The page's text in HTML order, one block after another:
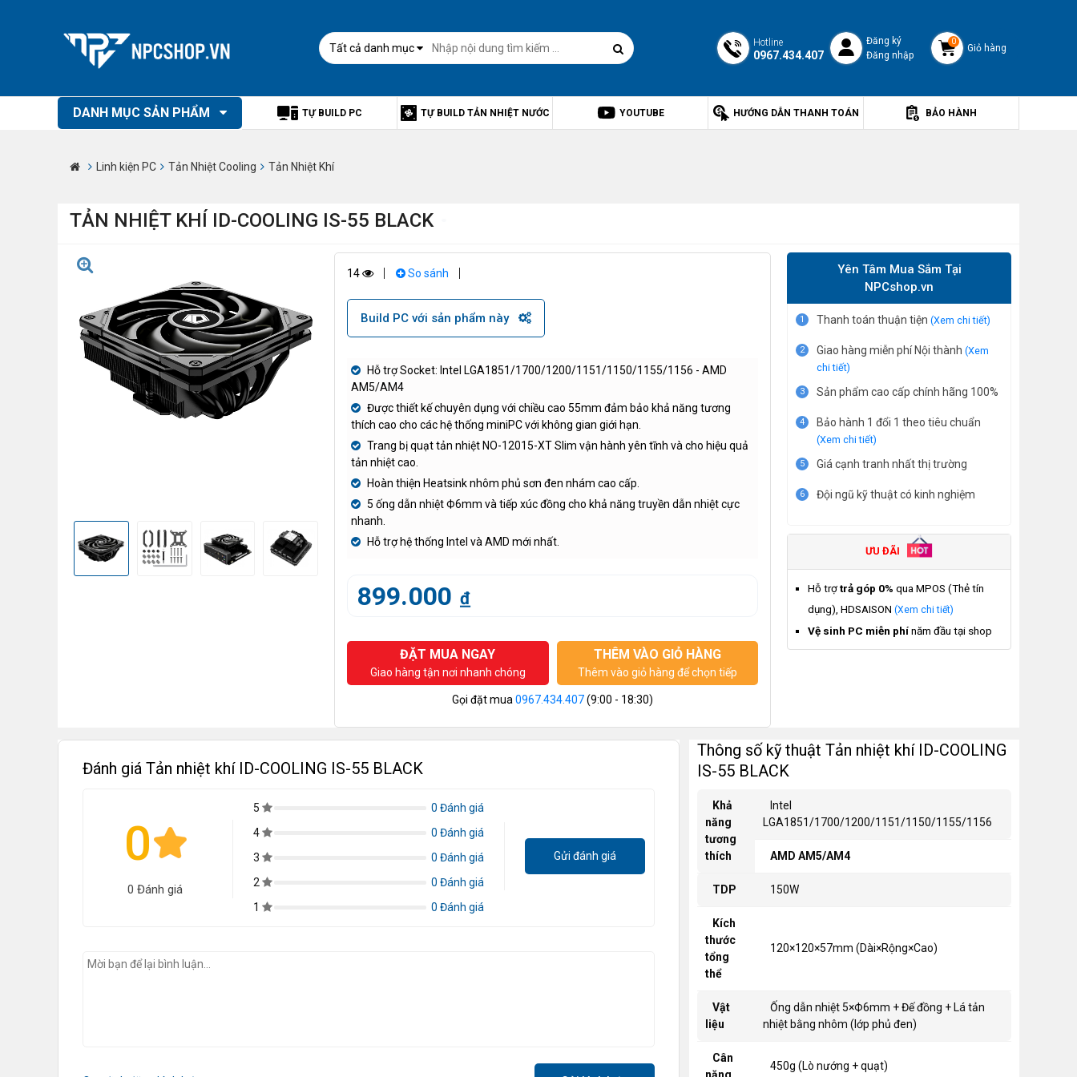
Tất cả danh mục Hotline
0967.434.407
Đăng ký
Đăng nhập
0
Giỏ hàng
DANH MỤC SẢN PHẨM TỰ BUILD PC TỰ BUILD TẢN NHIỆT NƯỚC YOUTUBE HƯỚNG DẪN THANH TOÁN BẢO HÀNH
Linh kiện PC Tản Nhiệt Cooling Tản Nhiệt Khí
TẢN NHIỆT KHÍ ID-COOLING IS-55 BLACK
14 So sánh
Build PC với sản phẩm này
Hỗ trợ Socket: Intel LGA1851/1700/1200/1151/1150/1155/1156 - AMD
AM5/AM4
Được thiết kế chuyên dụng với chiều cao 55mm đảm bảo khả năng tương
thích cao cho các hệ thống miniPC với không gian giới hạn.
Trang bị quạt tản nhiệt NO-12015-XT Slim vận hành yên tĩnh và cho hiệu quả
tản nhiệt cao.
Hoàn thiện Heatsink nhôm phủ sơn đen nhám cao cấp.
5 ống dẫn nhiệt Ф6mm và tiếp xúc đồng cho khả năng truyền dẫn nhiệt cực
nhanh.
Hỗ trợ hệ thống Intel và AMD mới nhất.
899.000 đ
ĐẶT MUA NGAY
Giao hàng tận nơi nhanh chóng
THÊM VÀO GIỎ HÀNG
Thêm vào giỏ hàng để chọn tiếp
Gọi đặt mua 0967.434.407(9:00 - 18:30)
Yên Tâm Mua Sắm Tại
NPCshop.vn
1 Thanh toán thuận tiện (Xem chi tiết)
2 Giao hàng miễn phí Nội thành (Xem
chi tiết)
3 Sản phẩm cao cấp chính hãng 100%
4 Bảo hành 1 đổi 1 theo tiêu chuẩn
(Xem chi tiết)
5 Giá cạnh tranh nhất thị trường
6 Đội ngũ kỹ thuật có kinh nghiệm
ƯU ĐÃI
Hỗ trợtrả góp 0% qua MPOS (Thẻ tín
dụng), HDSAISON (Xem chi tiết)
Vệ sinh PC miễn phínăm đầu tại shop
Đánh giá Tản nhiệt khí ID-COOLING IS-55 BLACK
0
0 Đánh giá
5
0 Đánh giá
4
0 Đánh giá
3
0 Đánh giá
2
0 Đánh giá
1
0 Đánh giá
Gửi đánh giá
Thông số kỹ thuật Tản nhiệt khí ID-COOLING
IS-55 BLACK
Khả
năng
tương
thích
Intel
LGA1851/1700/1200/1151/1150/1155/1156
AMD AM5/AM4
TDP 150W
Kích
thước
tổng
thể
120×120×57mm (Dài×Rộng×Cao)
Vật
liệu
Ống dẫn nhiệt 5×Ф6mm + Đế đồng + Lá tản
nhiệt bằng nhôm (lớp phủ đen)
Cân
450g (Lò nướng + quạt)